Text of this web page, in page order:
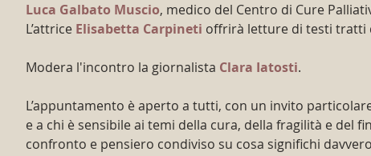
Luca Galbato Muscio, medico del Centro di Cure
L’attrice Elisabetta Carpineti offrirà letture di testi tratti
Modera l'incontro la giornalista Clara Iatosti.
L’appuntamento è aperto a tutti, con un invito
e a chi è sensibile ai temi della cura, della fragilità e del
confronto e pensiero condiviso su cosa significhi